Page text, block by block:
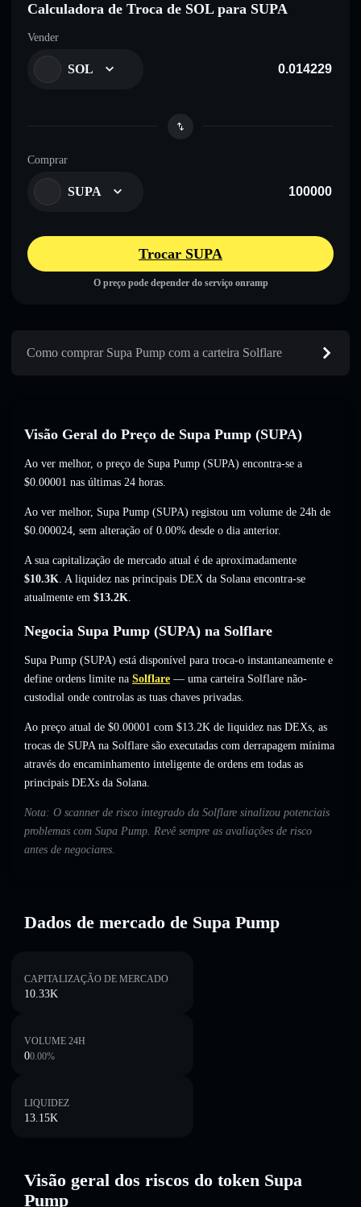
Calculadora de Troca de SOL para SUPA
Vender
SOL
Comprar
SUPA
Trocar SUPA
O preço pode depender do serviço onramp
Como comprar Supa Pump com a carteira Solflare
Visão Geral do Preço de Supa Pump (SUPA)
Ao ver melhor, o preço de Supa Pump (SUPA) encontra-se a
$0.00001 nas últimas 24 horas.
Ao ver melhor, Supa Pump (SUPA) registou um volume de 24h de
$0.000024, sem alteração of 0.00% desde o dia anterior.
A sua capitalização de mercado atual é de aproximadamente
$10.3K. A liquidez nas principais DEX da Solana encontra-se
atualmente em $13.2K.
Negocia Supa Pump (SUPA) na Solflare
Supa Pump (SUPA) está disponível para troca-o instantaneamente e
define ordens limite na Solflare — uma carteira Solflare não-
custodial onde controlas as tuas chaves privadas.
Ao preço atual de $0.00001 com $13.2K de liquidez nas DEXs, as
trocas de SUPA na Solflare são executadas com derrapagem mínima
através do encaminhamento inteligente de ordens em todas as
principais DEXs da Solana.
Nota: O scanner de risco integrado da Solflare sinalizou potenciais
problemas com Supa Pump. Revê sempre as avaliações de risco
antes de negociares.
Dados de mercado de Supa Pump
CAPITALIZAÇÃO DE MERCADO
10.33K
VOLUME 24H
00.00%
LIQUIDEZ
13.15K
Visão geral dos riscos do token Supa
Pump